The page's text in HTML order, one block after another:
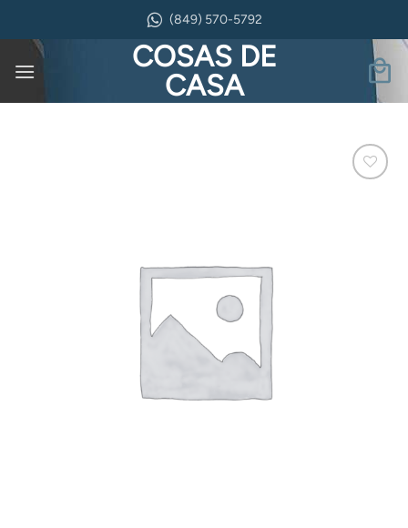
contenido
(849) 570-5792
COSAS DE
CASA